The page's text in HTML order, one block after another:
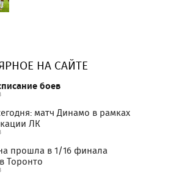
НА САЙТЕ
боев
матч Динамо в рамках
ЛК
прошла в 1/16 финала
Торонто